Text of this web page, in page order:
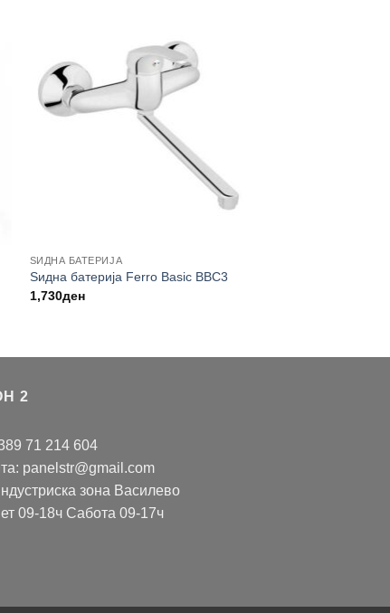
ЅИДНА БАТЕРИЈА
Ѕидна батерија Ferro Basic BBC3
1,730ден
2
71 214 604
panelstr@gmail.com
зона Василево
09-18ч Сабота 09-17ч